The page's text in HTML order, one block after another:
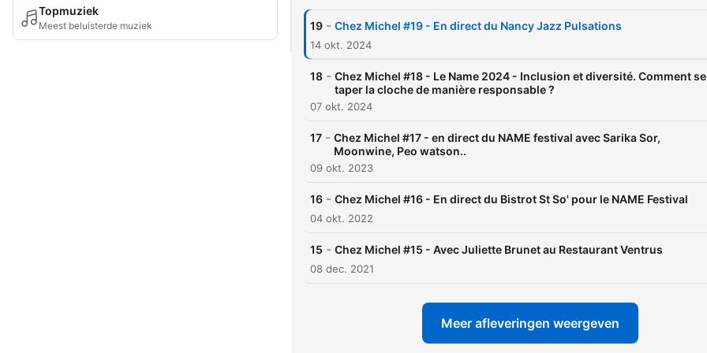
Topmuziek
Meest beluisterde muziek
avec ce qu’ils ont sous la
instruments…Invités qui ne
viennent pas les mains
écouter. Chacun vient
morceau sur lequel ils
la main à la pâte.Nous
un marché de producteur
public francilien de produits
issus de l'agriculture
et de la pèche artisanale.
19 - Chez Michel #19 - En direct du Nancy Jazz Pulsations
14 okt. 2024
18 - Chez Michel #18 - Le Name 2024 - Inclusion et diversité. Comment se
taper la cloche de manière responsable ?
07 okt. 2024
17 - Chez Michel #17 - en direct du NAME festival avec Sarika Sor,
Moonwine, Peo watson..
09 okt. 2023
16 - Chez Michel #16 - En direct du Bistrot St So' pour le NAME Festival
04 okt. 2022
15 - Chez Michel #15 - Avec Juliette Brunet au Restaurant Ventrus
08 dec. 2021
Meer afleveringen weergeven